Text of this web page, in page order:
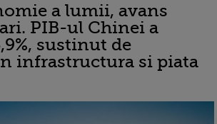
a lumii, avans
PIB-ul Chinei a
sustinut de
infrastructura si piata